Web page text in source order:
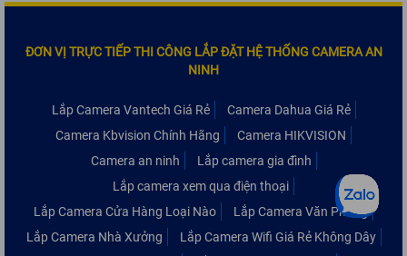
ĐƠN VỊ TRỰC TIẾP THI CÔNG LẮP ĐẶT HỆ THỐNG CAMERA AN
NINH
Lắp Camera Vantech Giá Rẻ
Camera Dahua Giá Rẻ
Camera Kbvision Chính Hãng
Camera HIKVISION
Camera an ninh
Lắp camera gia đình
Lắp camera xem qua điện thoại
Lắp Camera Cửa Hàng Loại Nào
Lắp Camera Văn Phòng
Lắp Camera Nhà Xưởng
Lắp Camera Wifi Giá Rẻ Không Dây